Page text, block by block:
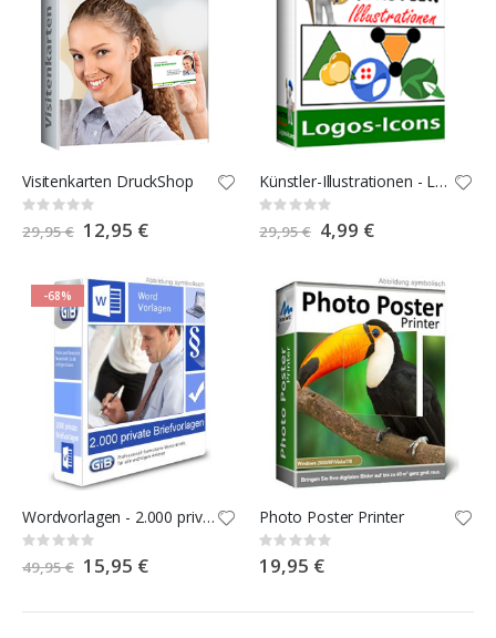
Visitenkarten DruckShop
Rating:
0%
29,95 € Special
Price
12,95 €
Künstler-Illustrationen - Logos und Icons
Rating:
0%
29,95 € Special
Price
4,99 €
-68%
Wordvorlagen - 2.000 private Briefvorlagen
Rating:
0%
49,95 € Special
Price
15,95 €
Photo Poster Printer
Rating:
0%
19,95 €